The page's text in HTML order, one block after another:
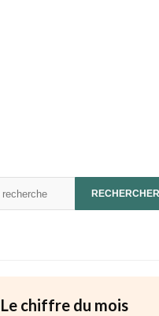
RECHERCHER
Le chiffre du mois